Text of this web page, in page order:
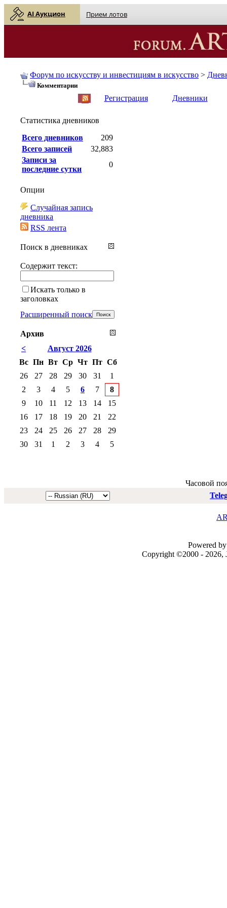
AI Аукцион Прием лотов
Форум по искусству и инвестициям в искусство >
Комментарии
Регистрация Дневники
Статистика дневников
Всего дневников
209
Всего записей
32,883
Записи за
последние сутки
0
Опции
Случайная запись
дневника
RSS лента
Поиск в дневниках
Содержит текст:
Искать только в
заголовках
Расширенный поиск
Архив
<
Август 2026
Вс Пн Вт Ср Чт Пт Сб
26
27 28 29 30 31
1
2
3 4 5 6 7
8
9
10 11 12 13 14
15
16
17 18 19 20 21
22
23
24 25 26 27 28
29
30
31 1 2 3 4 5
Часовой
Powered
Copyright ©2000 - 2026,